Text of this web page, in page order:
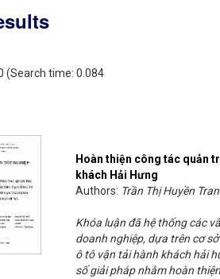
(Search time: 0.084
Hoàn thiện công tác quản
khách Hải Hưng
Authors: Trần Thị Huyền
Khóa luận đã hệ thống các
doanh nghiệp, dựa trên cơ
ô tô vận tải hành khách hải
số giải pháp nhằm hoàn